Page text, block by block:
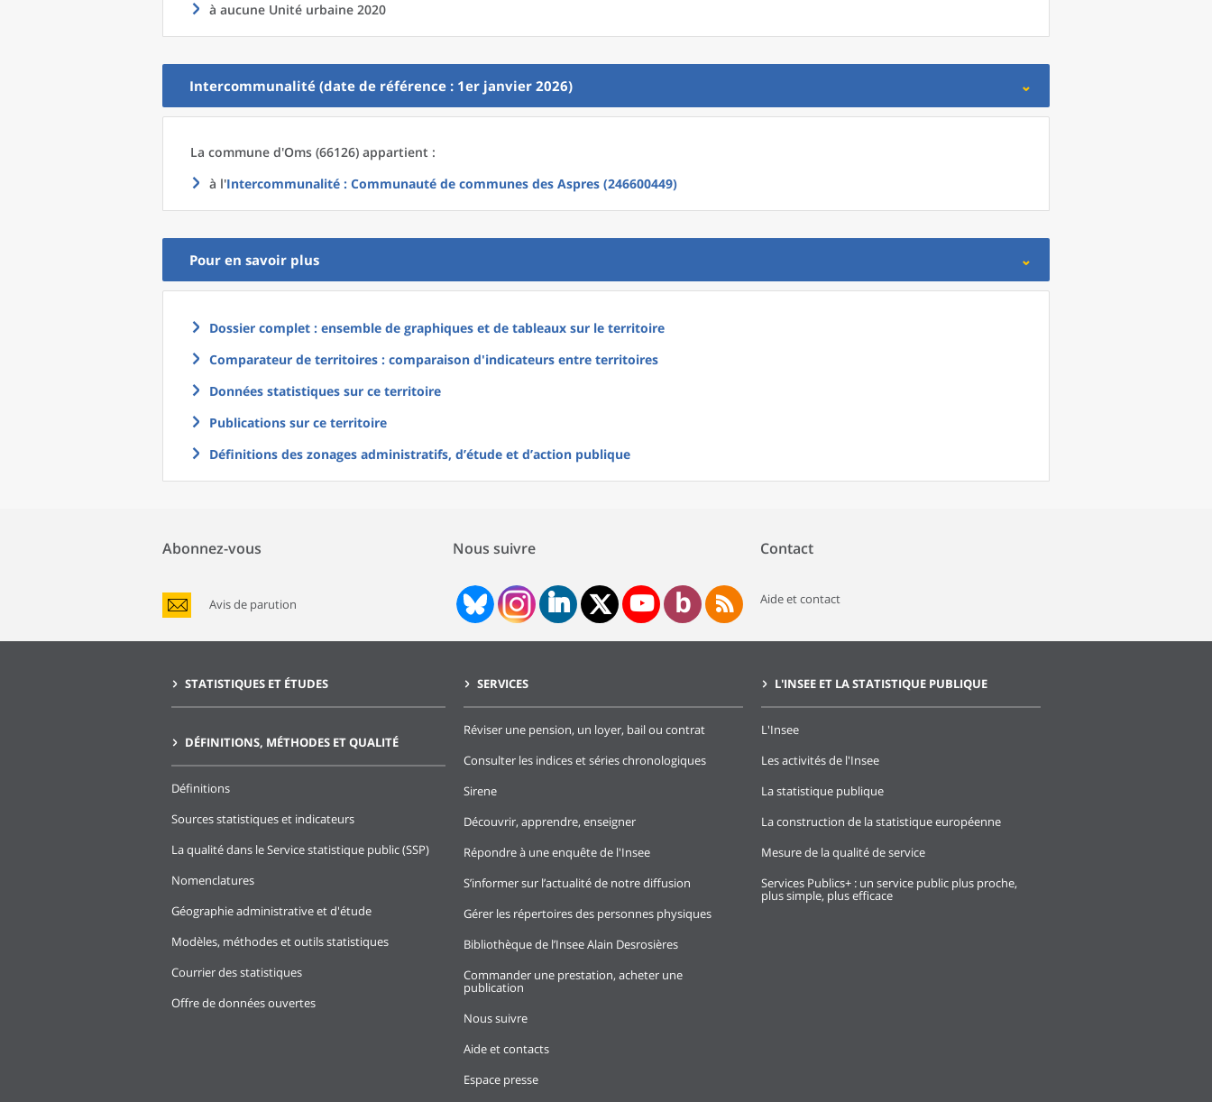
à aucune Unité urbaine 2020
Intercommunalité (date de référence : 1er janvier 2026)
La commune d'Oms (66126) appartient :
à l'Intercommunalité : Communauté de communes des Aspres (246600449)
Pour en savoir plus
Dossier complet : ensemble de graphiques et de tableaux sur le territoire
Comparateur de territoires : comparaison d'indicateurs entre territoires
Données statistiques sur ce territoire
Publications sur ce territoire
Définitions des zonages administratifs, d’étude et d’action publique
Abonnez-vous
Avis de parution
Nous suivre Contact
Aide et contact
STATISTIQUES ET ÉTUDES
DÉFINITIONS, MÉTHODES ET QUALITÉ
Définitions
Sources statistiques et indicateurs
La qualité dans le Service statistique public (SSP)
Nomenclatures
Géographie administrative et d'étude
Modèles, méthodes et outils statistiques
Courrier des statistiques
Offre de données ouvertes
SERVICES
Réviser une pension, un loyer, bail ou contrat
Consulter les indices et séries chronologiques
Sirene
Découvrir, apprendre, enseigner
Répondre à une enquête de l'Insee
S’informer sur l’actualité de notre diffusion
Gérer les répertoires des personnes physiques
Bibliothèque de l’Insee Alain Desrosières
Commander une prestation, acheter une
publication
Nous suivre
Aide et contacts
Espace presse
L'INSEE ET LA STATISTIQUE PUBLIQUE
L'Insee
Les activités de l'Insee
La statistique publique
La construction de la statistique européenne
Mesure de la qualité de service
Services Publics+ : un service public plus proche,
plus simple, plus efficace